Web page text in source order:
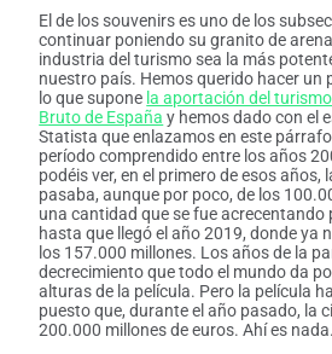
El de los souvenirs es uno de los
continuar poniendo su granito de
industria del turismo sea la más
nuestro país. Hemos querido hacer un
lo que supone la aportación del
Bruto de España y hemos dado con el
Statista que enlazamos en este párrafo
período comprendido entre los años
podéis ver, en el primero de esos años,
pasaba, aunque por poco, de los
una cantidad que se fue
hasta que llegó el año 2019, donde ya
los 157.000 millones. Los años de la
decrecimiento que todo el mundo da
alturas de la película. Pero la película
puesto que, durante el año pasado, la
200.000 millones de euros. Ahí es nada.